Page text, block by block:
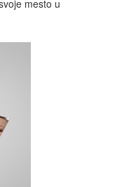
mesto u